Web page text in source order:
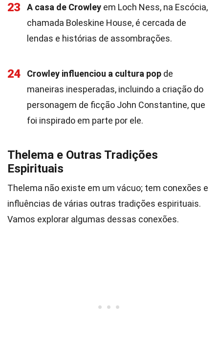
23 A casa de Crowley em Loch Ness, na Escócia,
chamada Boleskine House, é cercada de
lendas e histórias de assombrações.
24 Crowley influenciou a cultura pop de
maneiras inesperadas, incluindo a criação do
personagem de ficção John Constantine, que
foi inspirado em parte por ele.
Thelema e Outras Tradições
Espirituais
Thelema não existe em um vácuo; tem conexões e
influências de várias outras tradições espirituais.
Vamos explorar algumas dessas conexões.